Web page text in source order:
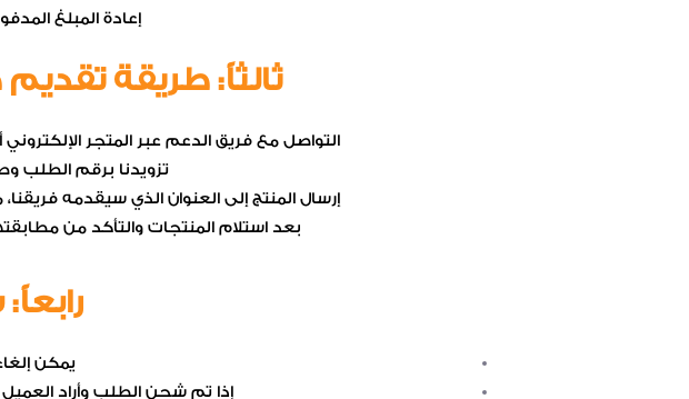
إعادة المبلغ
ثالثاً: طريقة
التواصل مع فريق الدعم عبر المتجر
تزويدنا برقم الطلب
إرسال المنتج إلى العنوان الذي سيقدمه
بعد استلام المنتجات والتأكد من
يمكن
إذا تم شحن الطلب وأراد العميل